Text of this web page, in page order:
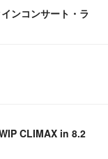
ンコンサート・ラ
CLIMAX in 8.2